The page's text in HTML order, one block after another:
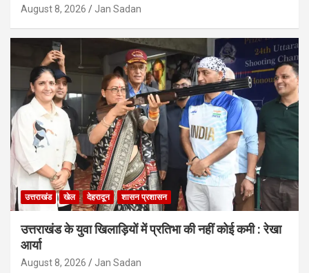
August 8, 2026 Jan Sadan
उत्तराखंड खेल देहरादून शासन प्रशासन
उत्तराखंड के युवा खिलाड़ियों में प्रतिभा की नहीं कोई कमी : रेखा
आर्या
August 8, 2026 Jan Sadan